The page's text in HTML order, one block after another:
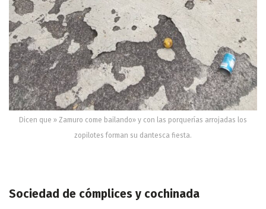
Dicen que » Zamuro come bailando» y con las porquerías arrojadas los
zopilotes forman su dantesca fiesta.
Sociedad de cómplices y cochinada